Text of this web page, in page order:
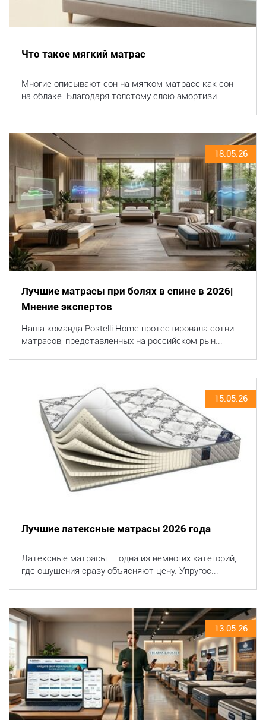
Что такое мягкий матрас
Многие описывают сон на мягком матрасе как сон
на облаке. Благодаря толстому слою амортизи...
18.05.26
Лучшие матрасы при болях в спине в 2026|
Мнение экспертов
Наша команда Postelli Home протестировала сотни
матрасов, представленных на российском рын...
15.05.26
Лучшие латексные матрасы 2026 года
Латексные матрасы — одна из немногих категорий,
где ощущения сразу объясняют цену. Упругос...
13.05.26